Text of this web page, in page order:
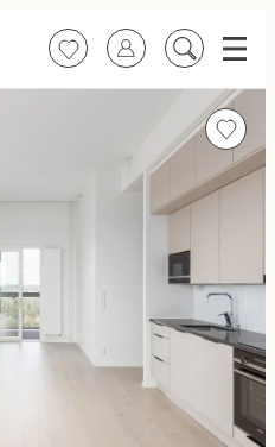
SuosikitKirjaudu sisään
Etsi